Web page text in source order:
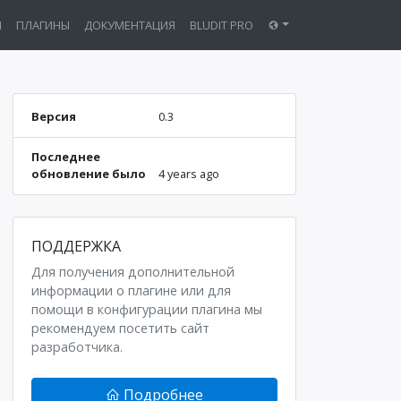
ПЛАГИНЫ ДОКУМЕНТАЦИЯ BLUDIT PRO
Версия 0.3
Последнее
обновление было
4 years ago
ПОДДЕРЖКА
Для получения дополнительной
информации о плагине или для
помощи в конфигурации плагина мы
рекомендуем посетить сайт
разработчика.
Подробнее